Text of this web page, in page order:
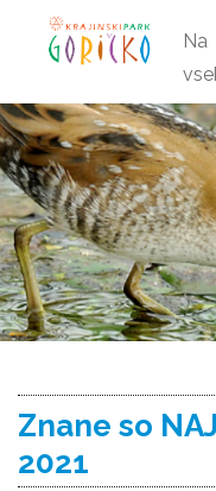
Na
Znane so
2021